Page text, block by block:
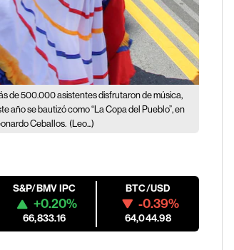
de 500.000 asistentes disfrutaron de música,
año se bautizó como “La Copa del Pueblo”, en
Ceballos. (Leo...)
S&P/BMV IPC
+0.20%
66,833.16
BTC/USD
-0.39%
64,044.98